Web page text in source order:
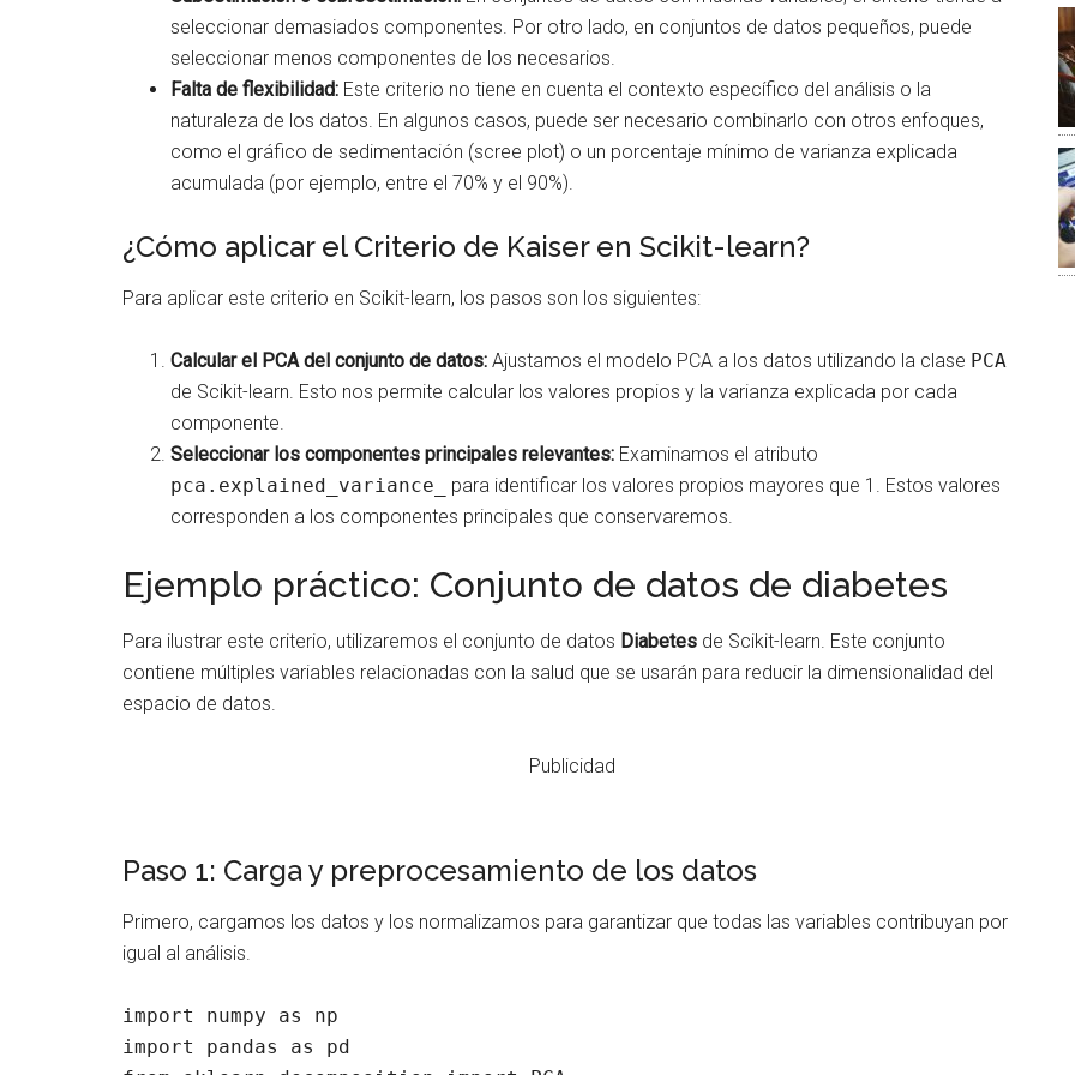
seleccionar demasiados componentes. Por otro lado, en conjuntos de datos pequeños, puede
seleccionar menos componentes de los necesarios.
Falta de flexibilidad: Este criterio no tiene en cuenta el contexto específico del análisis o la
naturaleza de los datos. En algunos casos, puede ser necesario combinarlo con otros enfoques,
como el gráfico de sedimentación (scree plot) o un porcentaje mínimo de varianza explicada
acumulada (por ejemplo, entre el 70% y el 90%).
¿Cómo aplicar el Criterio de Kaiser en Scikit-learn?
Para aplicar este criterio en Scikit-learn, los pasos son los siguientes:
Calcular el PCA del conjunto de datos: Ajustamos el modelo PCA a los datos utilizando la clase PCA
de Scikit-learn. Esto nos permite calcular los valores propios y la varianza explicada por cada
componente.
Seleccionar los componentes principales relevantes: Examinamos el atributo
pca.explained_variance_
para identificar los valores propios mayores que 1. Estos valores
corresponden a los componentes principales que conservaremos.
Ejemplo práctico: Conjunto de datos de diabetes
Para ilustrar este criterio, utilizaremos el conjunto de datos Diabetes de Scikit-learn. Este conjunto
contiene múltiples variables relacionadas con la salud que se usarán para reducir la dimensionalidad del
espacio de datos.
Publicidad
Paso 1: Carga y preprocesamiento de los datos
Primero, cargamos los datos y los normalizamos para garantizar que todas las variables contribuyan por
igual al análisis.
import numpy as np
import pandas as pd